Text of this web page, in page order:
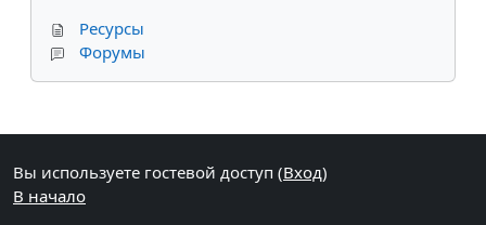
Ресурсы
Форумы
Дополнительные блоки
Вы используете гостевой доступ (Вход)
В начало